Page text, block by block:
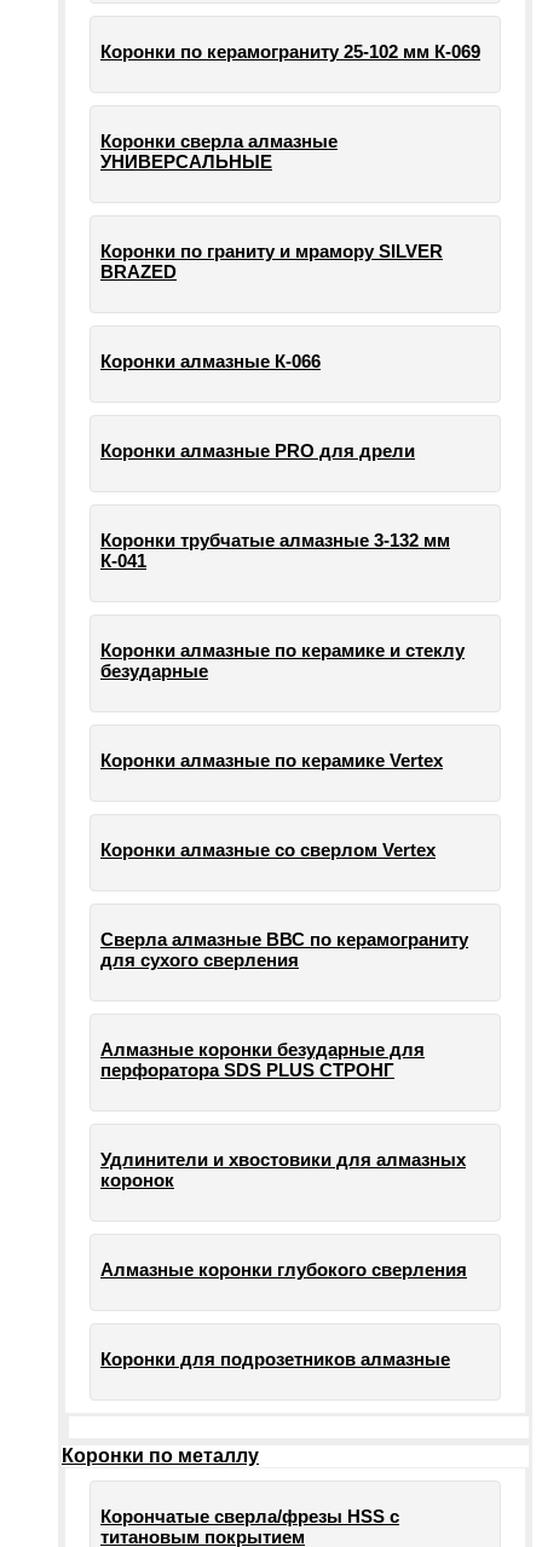
Коронки по керамограниту 25-102 мм К-069
Коронки сверла алмазные
УНИВЕРСАЛЬНЫЕ
Коронки по граниту и мрамору SILVER
BRAZED
Коронки алмазные К-066
Коронки алмазные PRO для дрели
Коронки трубчатые алмазные 3-132 мм
К-041
Коронки алмазные по керамике и стеклу
безударные
Коронки алмазные по керамике Vertex
Коронки алмазные со сверлом Vertex
Сверла алмазные ВВС по керамограниту
для сухого сверления
Алмазные коронки безударные для
перфоратора SDS PLUS СТРОНГ
Удлинители и хвостовики для алмазных
коронок
Алмазные коронки глубокого сверления
Коронки для подрозетников алмазные
Коронки по металлу
Корончатые сверла/фрезы HSS c
титановым покрытием